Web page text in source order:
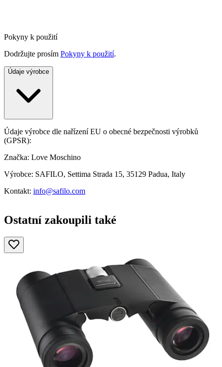
Pokyny k použití
Dodržujte prosím Pokyny k použití.
Údaje výrobce
Údaje výrobce dle nařízení EU o obecné bezpečnosti výrobků
(GPSR):
Značka: Love Moschino
Výrobce: SAFILO, Settima Strada 15, 35129 Padua, Italy
Kontakt: info@safilo.com
Ostatní zakoupili také